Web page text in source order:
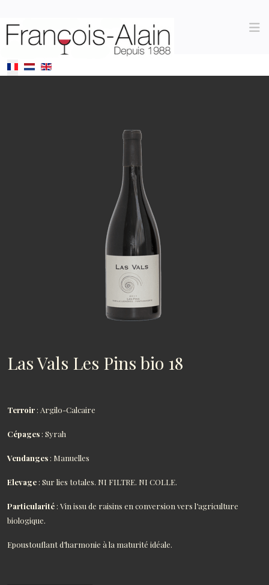
Las Vals Les Pins bio 18
Terroir : Argilo-Calcaire
Cépages : Syrah
Vendanges : Manuelles
Elevage : Sur lies totales. NI FILTRE. NI COLLE.
Particularité : Vin issu de raisins en conversion vers l’agriculture
biologique.
Epoustouflant d’harmonie à la maturité idéale.